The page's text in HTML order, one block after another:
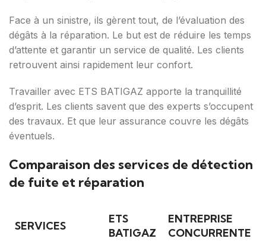
Face à un sinistre, ils gèrent tout, de l’évaluation des
dégâts à la réparation. Le but est de réduire les temps
d’attente et garantir un service de qualité. Les clients
retrouvent ainsi rapidement leur confort.
Travailler avec ETS BATIGAZ apporte la tranquillité
d’esprit. Les clients savent que des experts s’occupent
des travaux. Et que leur assurance couvre les dégâts
éventuels.
Comparaison des services de détection
de fuite et réparation
SERVICES
ETS
BATIGAZ
ENTREPRISE
CONCURRENTE